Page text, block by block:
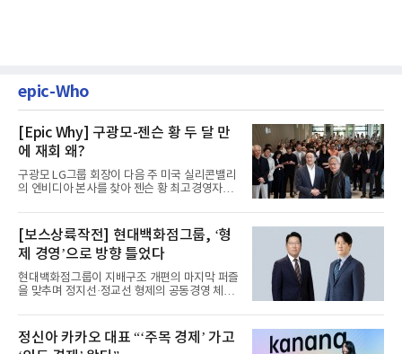
epic-Who
[Epic Why] 구광모-젠슨 황 두 달 만
에 재회 왜?
구광모 LG그룹 회장이 다음 주 미국 실리콘밸리
의 엔비디아 본사를 찾아 젠슨 황 최고경영자
[보스상륙작전] 현대백화점그룹, ‘형
제 경영’으로 방향 틀었다
현대백화점그룹이 지배구조 개편의 마지막 퍼즐
을 맞추며 정지선·정교선 형제의 공동경영 체제
정신아 카카오 대표 “‘주목 경제’ 가고